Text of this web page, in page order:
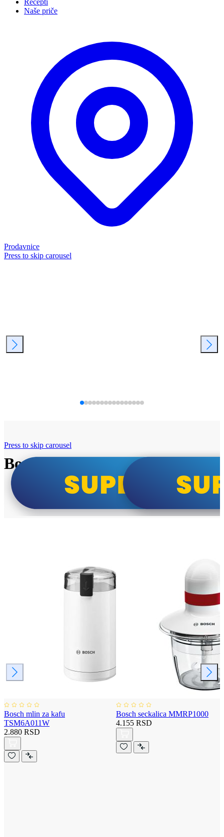
Recepti
Naše priče
Prodavnice
Press to skip carousel
Bosch super cene
Press to skip carousel
Bosch mlin za kafu
TSM6A011W
2.880 RSD
Bosch seckalica MMRP1000
4.155 RSD